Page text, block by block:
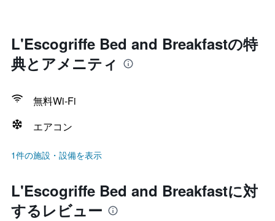
L'Escogriffe Bed and Breakfastの特
典とアメニティ
無料Wi-Fi
エアコン
1件の施設・設備を表示
L'Escogriffe Bed and Breakfastに対
するレビュー